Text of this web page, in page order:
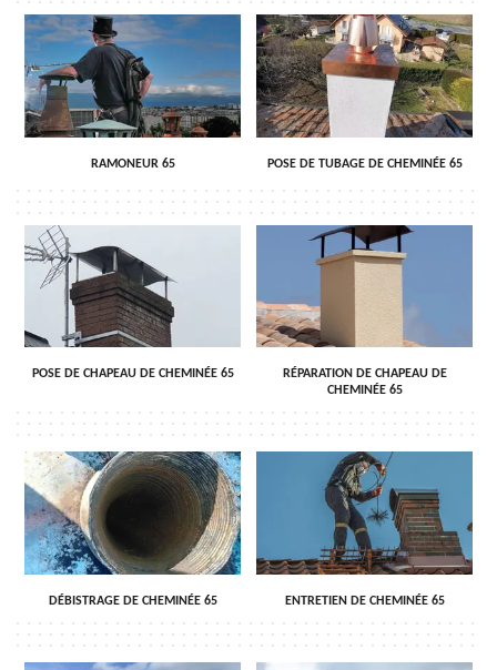
RAMONEUR 65 POSE DE TUBAGE DE CHEMINÉE 65
POSE DE CHAPEAU DE CHEMINÉE 65
RÉPARATION DE CHAPEAU DE
CHEMINÉE 65
DÉBISTRAGE DE CHEMINÉE 65 ENTRETIEN DE CHEMINÉE 65